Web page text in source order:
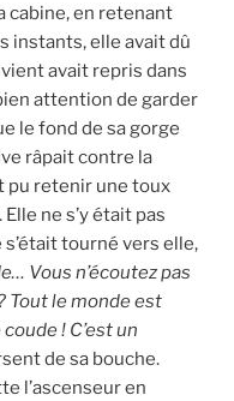
cabine, en retenant
instants, elle avait dû
vient avait repris dans
attention de garder
le fond de sa gorge
râpait contre la
pu retenir une toux
ne s’y était pas
s’était tourné vers elle,
Vous n’écoutez pas
Tout le monde est
! C’est un
de sa bouche.
l’ascenseur en